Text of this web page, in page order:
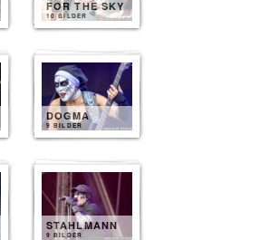
FOR THE SKY
10 BILDER
DOGMA
9 BILDER
STAHLMANN
9 BILDER